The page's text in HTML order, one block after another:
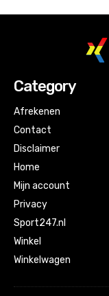
Category
Afrekenen
Contact
Disclaimer
Home
Mijn account
Privacy
Sport247.nl
Winkel
Winkelwagen